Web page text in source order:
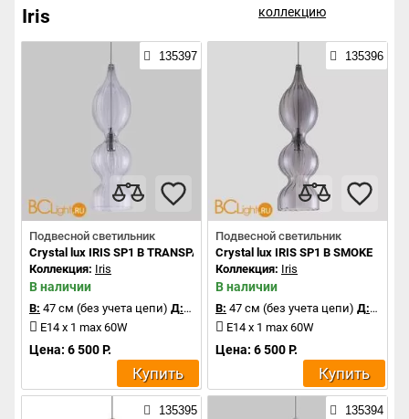
Iris
коллекцию
135397
Подвесной светильник
Crystal lux IRIS SP1 B TRANSPARENT
Коллекция: Iris
В наличии
В: 47 см (без учета цепи) Д:13 см
E14 x 1 max 60W
Цена: 6 500 Р.
Купить
135396
Подвесной светильник
Crystal lux IRIS SP1 B SMOKE
Коллекция: Iris
В наличии
В: 47 см (без учета цепи) Д:13 см
E14 x 1 max 60W
Цена: 6 500 Р.
Купить
135395 135394